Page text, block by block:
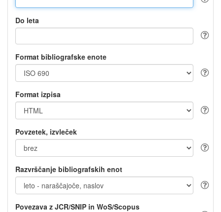
Do leta
Format bibliografske enote
Format izpisa
Povzetek, izvleček
Razvrščanje bibliografskih enot
Povezava z JCR/SNIP in WoS/Scopus